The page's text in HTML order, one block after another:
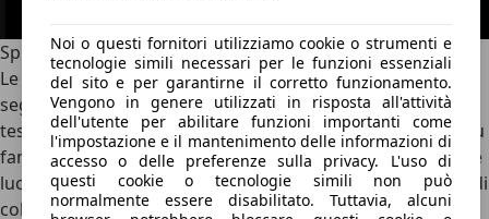
Noi o questi fornitori utilizziamo cookie o strumenti e
tecnologie simili necessari per le funzioni essenziali
del sito e per garantirne il corretto funzionamento.
Vengono in genere utilizzati in risposta all'attività
dell'utente per abilitare funzioni importanti come
l'impostazione e il mantenimento delle informazioni di
accesso o delle preferenze sulla privacy. L'uso di
questi cookie o tecnologie simili non può
normalmente essere disabilitato. Tuttavia, alcuni
Spie macchina significato del colore verde
Le spie luminose della macchina di colore verde sono
segnali del cruscotto che non implicano un pericolo, anzi
testimoniano il corretto funzionamento del sistema. La più
famosa spia verde è quella delle luci, che diventa blu per le
luci abbaglianti. I fendinebbia e i retronebbia, però, sono di
colore giallo perché vanno usati con parsimonia e